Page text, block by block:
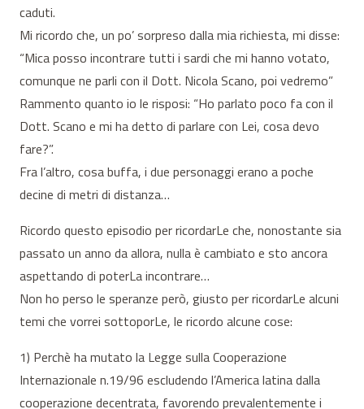
caduti.
Mi ricordo che, un po’ sorpreso dalla mia richiesta, mi disse:
“Mica posso incontrare tutti i sardi che mi hanno votato,
comunque ne parli con il Dott. Nicola Scano, poi vedremo”
Rammento quanto io le risposi: “Ho parlato poco fa con il
Dott. Scano e mi ha detto di parlare con Lei, cosa devo
fare?”.
Fra l’altro, cosa buffa, i due personaggi erano a poche
decine di metri di distanza…
Ricordo questo episodio per ricordarLe che, nonostante sia
passato un anno da allora, nulla è cambiato e sto ancora
aspettando di poterLa incontrare…
Non ho perso le speranze però, giusto per ricordarLe alcuni
temi che vorrei sottoporLe, le ricordo alcune cose:
1) Perchè ha mutato la Legge sulla Cooperazione
Internazionale n.19/96 escludendo l’America latina dalla
cooperazione decentrata, favorendo prevalentemente i